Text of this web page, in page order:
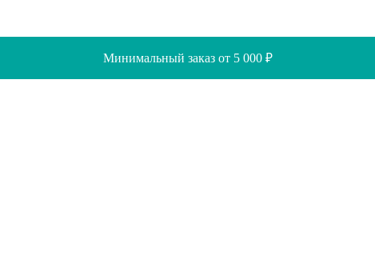
Минимальный заказ от 5 000 ₽